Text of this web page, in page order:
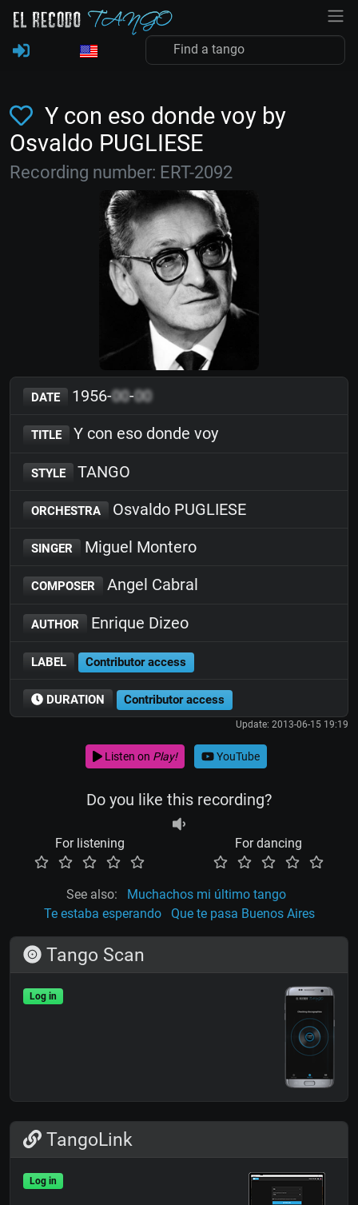
Y con eso donde voy by
Osvaldo PUGLIESE
Recording number: ERT-2092
DATE 1956-00-00
TITLE Y con eso donde voy
STYLE TANGO
ORCHESTRA Osvaldo PUGLIESE
SINGER Miguel Montero
COMPOSER Angel Cabral
AUTHOR Enrique Dizeo
LABEL Contributor access
DURATION Contributor access
Update: 2013-06-15 19:19
Listen on Play! YouTube
Do you like this recording?
For listening For dancing
See also:
Muchachos mi último tango
Te estaba esperando
Que te pasa Buenos Aires
Tango Scan
Log in
TangoLink
Log in